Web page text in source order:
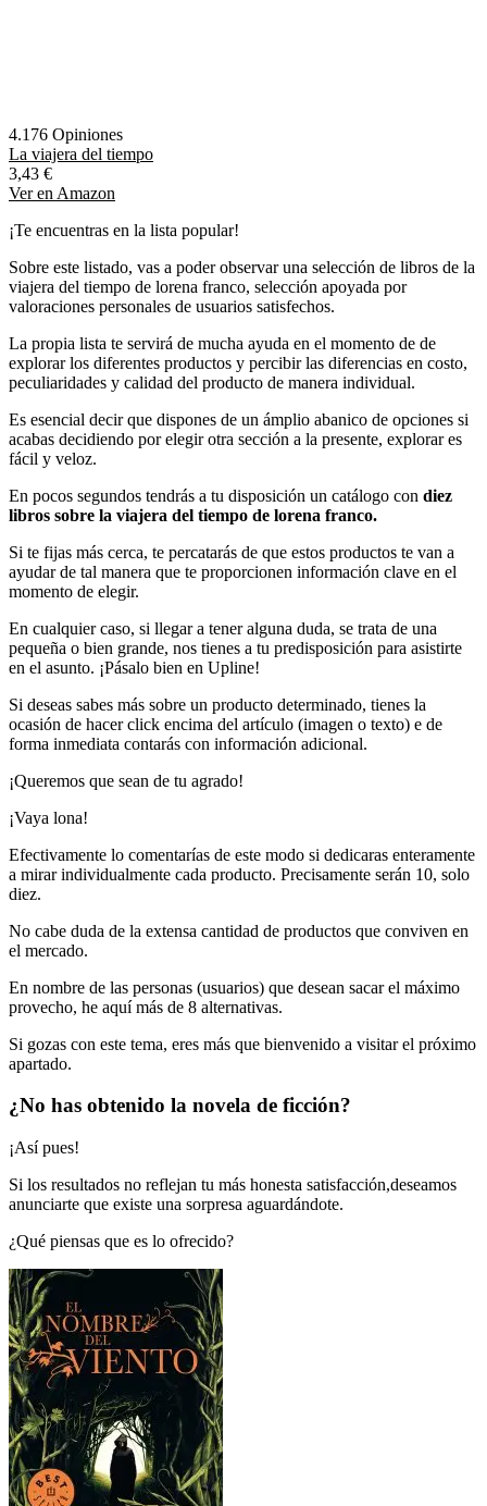
4.176 Opiniones
La viajera del tiempo
3,43 €
Ver en Amazon
¡Te encuentras en la lista popular!
Sobre este listado, vas a poder observar una selección de libros de la
viajera del tiempo de lorena franco, selección apoyada por
valoraciones personales de usuarios satisfechos.
La propia lista te servirá de mucha ayuda en el momento de de
explorar los diferentes productos y percibir las diferencias en costo,
peculiaridades y calidad del producto de manera individual.
Es esencial decir que dispones de un ámplio abanico de opciones si
acabas decidiendo por elegir otra sección a la presente, explorar es
fácil y veloz.
En pocos segundos tendrás a tu disposición un catálogo con diez
libros sobre la viajera del tiempo de lorena franco.
Si te fijas más cerca, te percatarás de que estos productos te van a
ayudar de tal manera que te proporcionen información clave en el
momento de elegir.
En cualquier caso, si llegar a tener alguna duda, se trata de una
pequeña o bien grande, nos tienes a tu predisposición para asistirte
en el asunto. ¡Pásalo bien en Upline!
Si deseas sabes más sobre un producto determinado, tienes la
ocasión de hacer click encima del artículo (imagen o texto) e de
forma inmediata contarás con información adicional.
¡Queremos que sean de tu agrado!
¡Vaya lona!
Efectivamente lo comentarías de este modo si dedicaras enteramente
a mirar individualmente cada producto. Precisamente serán 10, solo
diez.
No cabe duda de la extensa cantidad de productos que conviven en
el mercado.
En nombre de las personas (usuarios) que desean sacar el máximo
provecho, he aquí más de 8 alternativas.
Si gozas con este tema, eres más que bienvenido a visitar el próximo
apartado.
¿No has obtenido la novela de ficción?
¡Así pues!
Si los resultados no reflejan tu más honesta satisfacción,deseamos
anunciarte que existe una sorpresa aguardándote.
¿Qué piensas que es lo ofrecido?